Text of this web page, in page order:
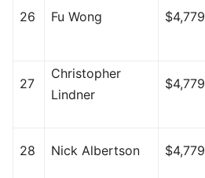
26 Fu Wong $4,779
27
Christopher
Lindner
$4,779
28 Nick Albertson $4,779